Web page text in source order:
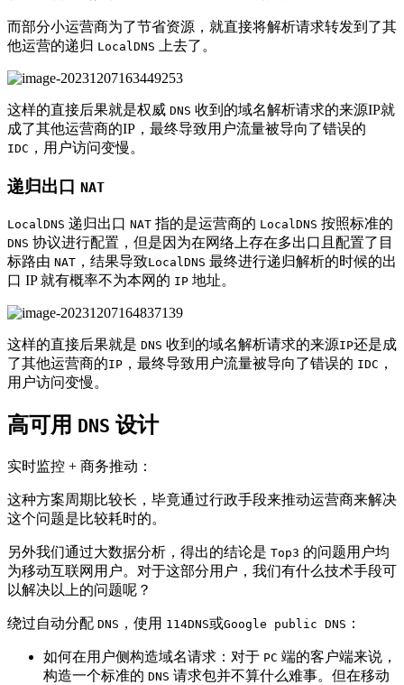
而部分小运营商为了节省资源，就直接将解析请求转发到了其
他运营的递归 LocalDNS 上去了。
这样的直接后果就是权威 DNS 收到的域名解析请求的来源IP就
成了其他运营商的IP，最终导致用户流量被导向了错误的
IDC ，用户访问变慢。
递归出口 NAT
LocalDNS 递归出口 NAT 指的是运营商的 LocalDNS 按照标准的
DNS 协议进行配置，但是因为在网络上存在多出口且配置了目
标路由 NAT ，结果导致LocalDNS 最终进行递归解析的时候的出
口 IP 就有概率不为本网的 IP 地址。
这样的直接后果就是 DNS 收到的域名解析请求的来源IP还是成
了其他运营商的IP ，最终导致用户流量被导向了错误的 IDC ，
用户访问变慢。
高可用 DNS 设计
实时监控 + 商务推动：
这种方案周期比较长，毕竟通过行政手段来推动运营商来解决
这个问题是比较耗时的。
另外我们通过大数据分析，得出的结论是 Top3 的问题用户均
为移动互联网用户。对于这部分用户，我们有什么技术手段可
以解决以上的问题呢？
绕过自动分配 DNS ，使用 114DNS或Google public DNS ：
如何在用户侧构造域名请求：对于 PC 端的客户端来说，
构造一个标准的 DNS 请求包并不算什么难事。但在移动